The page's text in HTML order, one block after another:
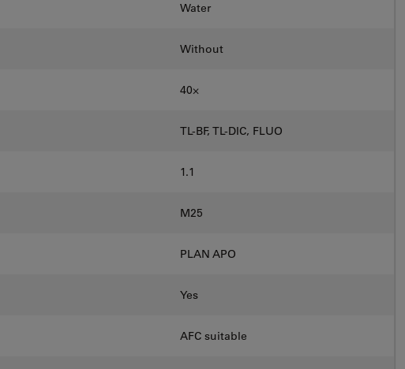
Water
Without
40⨉
TL-BF, TL-DIC, FLUO
1.1
M25
PLAN APO
Yes
AFC suitable